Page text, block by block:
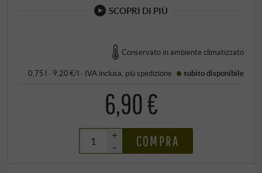
SCOPRI DI PIÙ
Conservato in ambiente climatizzato
0,75 l · 9,20 €/l · IVA inclusa, piùspedizione subito disponibile
6,90 €
+
–
COMPRA